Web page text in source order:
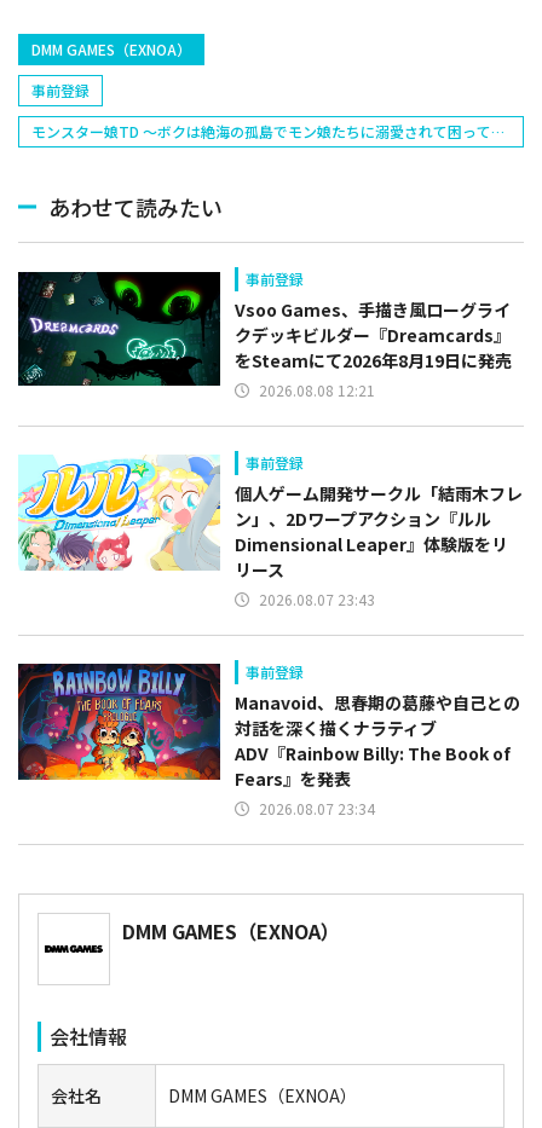
DMM GAMES（EXNOA）
事前登録
モンスター娘TD ～ボクは絶海の孤島でモン娘たちに溺愛されて困ってい
あわせて読みたい
事前登録
Vsoo Games、手描き風ローグライ
クデッキビルダー『Dreamcards』
をSteamにて2026年8月19日に発売
2026.08.08 12:21
事前登録
個人ゲーム開発サークル「結雨木フレ
ン」、2Dワープアクション『ルル
Dimensional Leaper』体験版をリ
リース
2026.08.07 23:43
事前登録
Manavoid、思春期の葛藤や自己との
対話を深く描くナラティブ
ADV『Rainbow Billy: The Book of
Fears』を発表
2026.08.07 23:34
DMM GAMES（EXNOA）
会社情報
会社名 DMM GAMES（EXNOA）